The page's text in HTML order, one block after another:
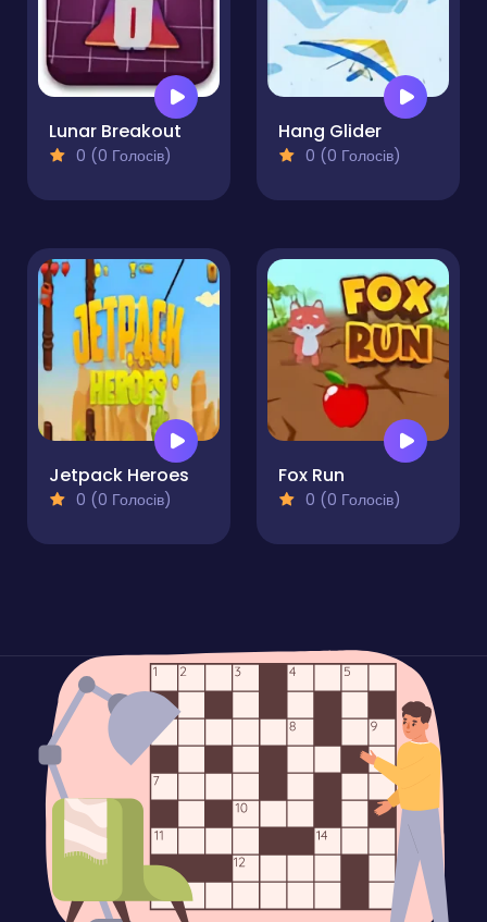
Lunar Breakout
0 (0 Голосів)
Hang Glider
0 (0 Голосів)
Jetpack Heroes
0 (0 Голосів)
Fox Run
0 (0 Голосів)